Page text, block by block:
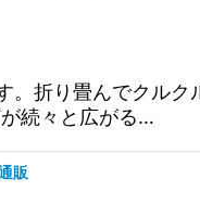
。折り畳んでクル
続々と広がる…
販